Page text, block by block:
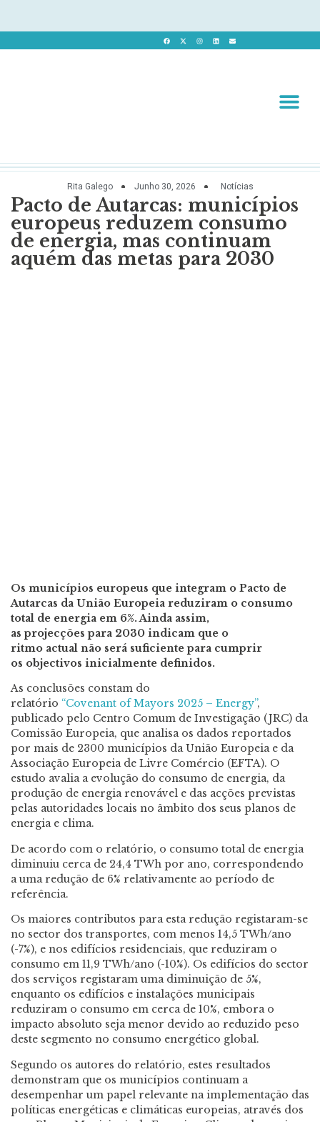
Rita Galego Junho 30, 2026 Notícias
Pacto de Autarcas: municípios
europeus reduzem consumo
de energia, mas continuam
aquém das metas para 2030
Os municípios europeus que integram o Pacto de
Autarcas da União Europeia reduziram o consumo
total de energia em 6%. Ainda assim,
as projecções para 2030 indicam que o
ritmo actual não será suficiente para cumprir
os objectivos inicialmente definidos.
As conclusões constam do
relatório “Covenant of Mayors 2025 – Energy”,
publicado pelo Centro Comum de Investigação (JRC) da
Comissão Europeia, que analisa os dados reportados
por mais de 2300 municípios da União Europeia e da
Associação Europeia de Livre Comércio (EFTA). O
estudo avalia a evolução do consumo de energia, da
produção de energia renovável e das acções previstas
pelas autoridades locais no âmbito dos seus planos de
energia e clima.
De acordo com o relatório, o consumo total de energia
diminuiu cerca de 24,4 TWh por ano, correspondendo
a uma redução de 6% relativamente ao período de
referência.
Os maiores contributos para esta redução registaram-se
no sector dos transportes, com menos 14,5 TWh/ano
(-7%), e nos edifícios residenciais, que reduziram o
consumo em 11,9 TWh/ano (-10%). Os edifícios do sector
dos serviços registaram uma diminuição de 5%,
enquanto os edifícios e instalações municipais
reduziram o consumo em cerca de 10%, embora o
impacto absoluto seja menor devido ao reduzido peso
deste segmento no consumo energético global.
Segundo os autores do relatório, estes resultados
demonstram que os municípios continuam a
desempenhar um papel relevante na implementação das
políticas energéticas e climáticas europeias, através dos